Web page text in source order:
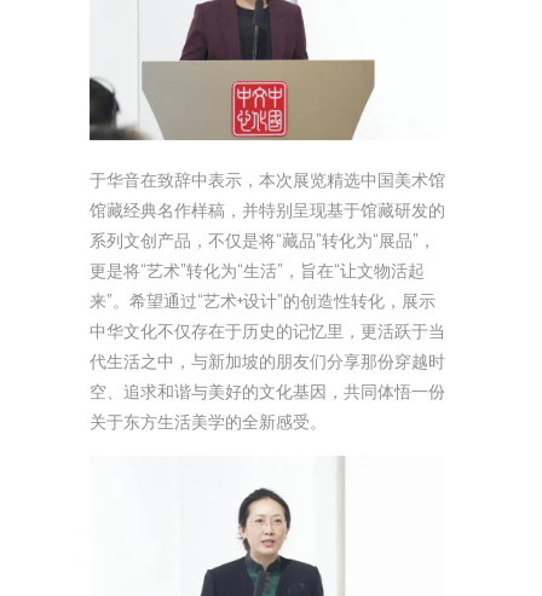
于华音在致辞中表示，本次展览精选中国美术馆
馆藏经典名作样稿，并特别呈现基于馆藏研发的
系列文创产品，不仅是将“藏品”转化为“展品”，
更是将“艺术”转化为“生活”，旨在“让文物活起
来”。希望通过“艺术+设计”的创造性转化，展示
中华文化不仅存在于历史的记忆里，更活跃于当
代生活之中，与新加坡的朋友们分享那份穿越时
空、追求和谐与美好的文化基因，共同体悟一份
关于东方生活美学的全新感受。